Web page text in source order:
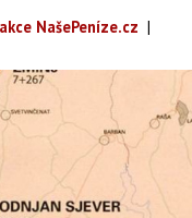
NašePeníze.cz |